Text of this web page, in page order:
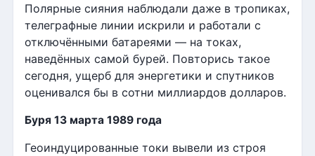
Полярные сияния наблюдали даже в тропиках,
телеграфные линии искрили и работали с
отключёнными батареями — на токах,
наведённых самой бурей. Повторись такое
сегодня, ущерб для энергетики и спутников
оценивался бы в сотни миллиардов долларов.
Буря 13 марта 1989 года
Геоиндуцированные токи вывели из строя